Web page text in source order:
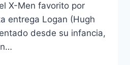
X-Men favorito por
entrega Logan (Hugh
desde su infancia,